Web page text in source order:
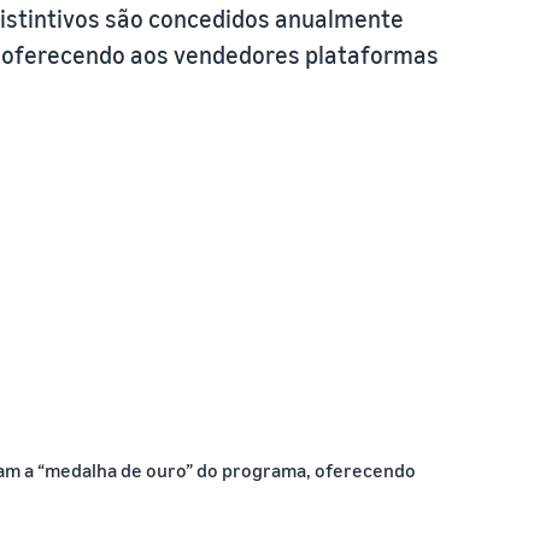
são concedidos anualmente
aos vendedores plataformas
a “medalha de ouro” do programa, oferecendo